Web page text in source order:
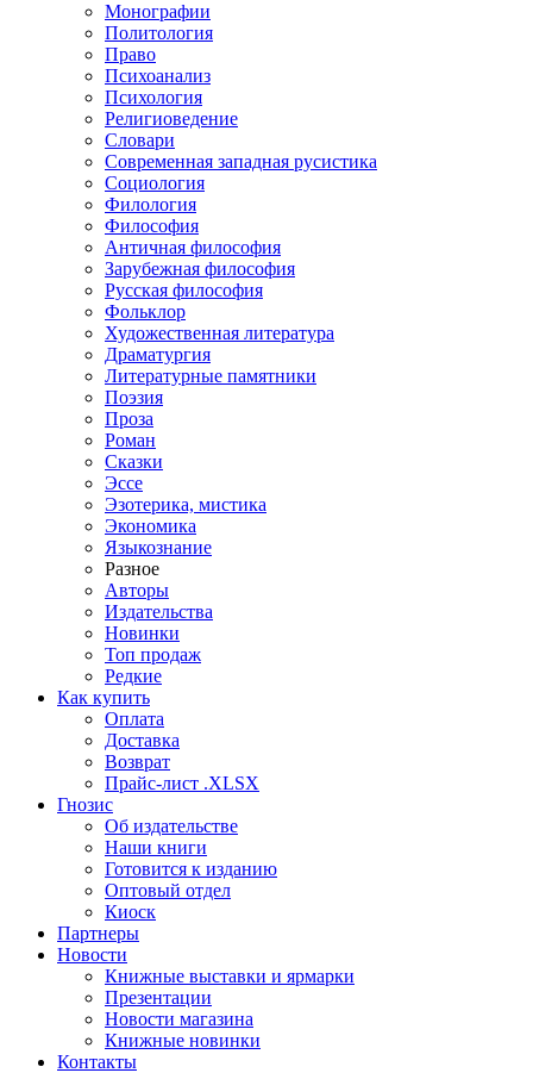
Монографии
Политология
Право
Психоанализ
Психология
Религиоведение
Словари
Современная западная русистика
Социология
Филология
Философия
Античная философия
Зарубежная философия
Русская философия
Фольклор
Художественная литература
Драматургия
Литературные памятники
Поэзия
Проза
Роман
Сказки
Эссе
Эзотерика, мистика
Экономика
Языкознание
Разное
Авторы
Издательства
Новинки
Топ продаж
Редкие
Как купить
Оплата
Доставка
Возврат
Прайс-лист .XLSX
Гнозис
Об издательстве
Наши книги
Готовится к изданию
Оптовый отдел
Киоск
Партнеры
Новости
Книжные выставки и ярмарки
Презентации
Новости магазина
Книжные новинки
Контакты